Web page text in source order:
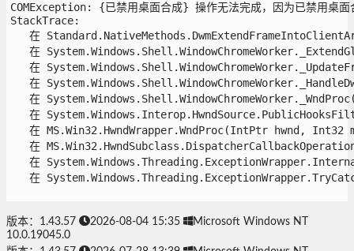
COMException: {已禁用桌面合成} 操作无法完成，因为已禁用桌
StackTrace:
在
在
在
在
在
在
在 MS.Win32.HwndWrapper.WndProc(IntPtr hwnd,
在
在
在
版本：1.43.57 2026-08-04 15:35
Microsoft Windows NT
10.0.19045.0